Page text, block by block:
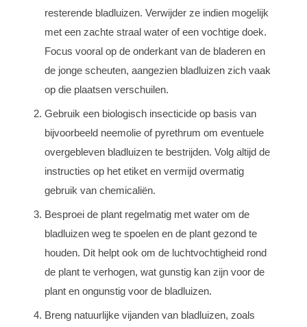
resterende bladluizen. Verwijder ze indien mogelijk
met een zachte straal water of een vochtige doek.
Focus vooral op de onderkant van de bladeren en
de jonge scheuten, aangezien bladluizen zich vaak
op die plaatsen verschuilen.
Gebruik een biologisch insecticide op basis van
bijvoorbeeld neemolie of pyrethrum om eventuele
overgebleven bladluizen te bestrijden. Volg altijd de
instructies op het etiket en vermijd overmatig
gebruik van chemicaliën.
Besproei de plant regelmatig met water om de
bladluizen weg te spoelen en de plant gezond te
houden. Dit helpt ook om de luchtvochtigheid rond
de plant te verhogen, wat gunstig kan zijn voor de
plant en ongunstig voor de bladluizen.
Breng natuurlijke vijanden van bladluizen, zoals